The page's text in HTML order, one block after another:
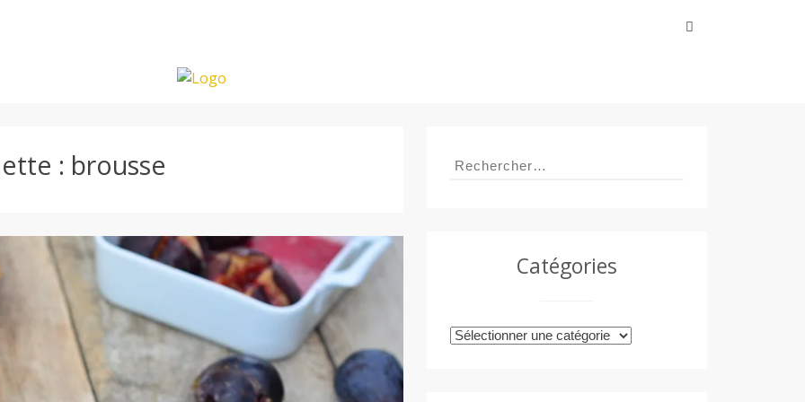
: brousse Rechercher :
Catégories
Catégories